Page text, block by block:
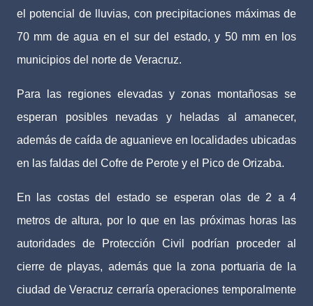
el potencial de lluvias, con precipitaciones máximas de
70 mm de agua en el sur del estado, y 50 mm en los
municipios del norte de Veracruz.
Para las regiones elevadas y zonas montañosas se
esperan posibles nevadas y heladas al amanecer,
además de caída de aguanieve en localidades ubicadas
en las faldas del Cofre de Perote y el Pico de Orizaba.
En las costas del estado se esperan olas de 2 a 4
metros de altura, por lo que en las próximas horas las
autoridades de Protección Civil podrían proceder al
cierre de playas, además que la zona portuaria de la
ciudad de Veracruz cerraría operaciones temporalmente